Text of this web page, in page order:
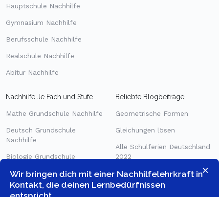
×
Wir bringen dich mit einer Nachhilfelehrkraft in
Kontakt, die deinen Lernbedürfnissen
Hauptschule Nachhilfe
Gymnasium Nachhilfe
Berufsschule Nachhilfe
Realschule Nachhilfe
Abitur Nachhilfe
Nachhilfe Je Fach und Stufe
Mathe Grundschule Nachhilfe
Deutsch Grundschule
Nachhilfe
Biologie Grundschule
Mathe Gymnasium Nachhilfe
Beliebte Blogbeiträge
Geometrische Formen
Gleichungen lösen
Alle Schulferien Deutschland
2022
Bruchrechnen einfach erklärt
Frühlingsblumen